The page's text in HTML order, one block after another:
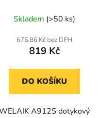
kompletní ř.6/7- šedý
hodnocení
produktu
je
z
Skladem (>50 ks)
676,86 Kč bez DPH
819 Kč
DO KOŠÍKU
A912S dotykový